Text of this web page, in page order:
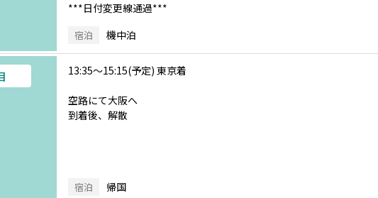
***日付変更線通過***
宿泊 機中泊
13:35～15:15(予定) 東京着
空路にて大阪へ
到着後、解散
宿泊 帰国